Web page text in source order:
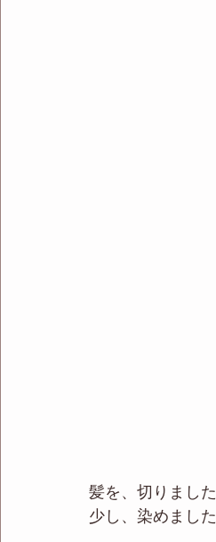
髪を、切りました
少し、染めました